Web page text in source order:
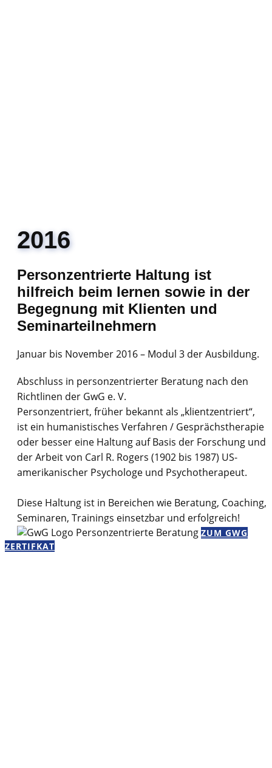
2016
Personzentrierte Haltung ist
hilfreich beim lernen sowie in der
Begegnung mit Klienten und
Seminarteilnehmern
Januar bis November 2016 – Modul 3 der Ausbildung.
Abschluss in personzentrierter Beratung nach den
Richtlinen der GwG e. V.
Personzentriert, früher bekannt als „klientzentriert“,
ist ein humanistisches Verfahren / Gesprächstherapie
oder besser eine Haltung auf Basis der Forschung und
der Arbeit von Carl R. Rogers (1902 bis 1987) US-
amerikanischer Psychologe und Psychotherapeut.
Diese Haltung ist in Bereichen wie Beratung, Coaching,
Seminaren, Trainings einsetzbar und erfolgreich!
ZUM GWG
ZERTIFKAT